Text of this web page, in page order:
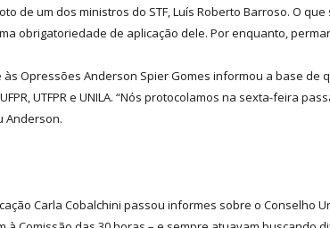
de um dos ministros do STF, Luís Roberto Barroso. O
obrigatoriedade de aplicação dele. Por enquanto,
Opressões Anderson Spier Gomes informou a base
UTFPR e UNILA. “Nós protocolamos na sexta-feira
Anderson.
Carla Cobalchini passou informes sobre o Conselho